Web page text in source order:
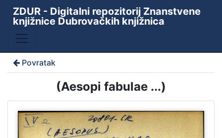
ZDUR - Digitalni repozitorij Znanstvene
knjižnice Dubrovačkih knjižnica
Povratak
(Aesopi fabulae ...)